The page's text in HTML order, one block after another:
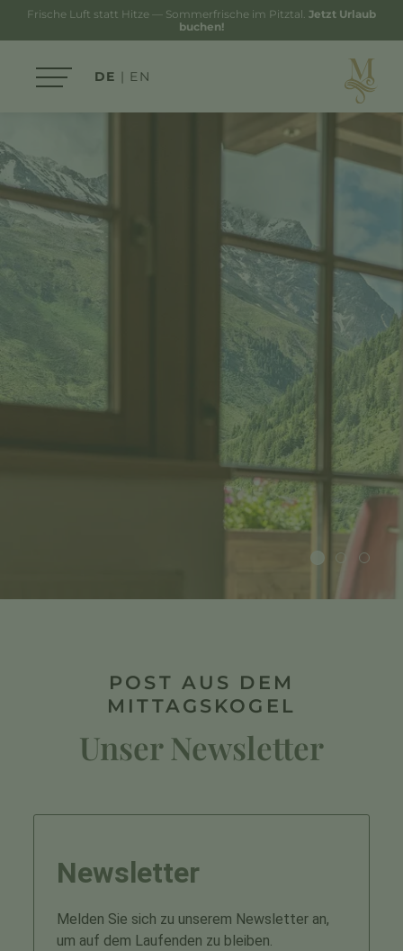
Frische Luft statt Hitze — Sommerfrische im Pitztal. Jetzt Urlaub
buchen!
DE EN
POST AUS DEM
MITTAGSKOGEL
Unser Newsletter
Newsletter
Melden Sie sich zu unserem Newsletter an,
um auf dem Laufenden zu bleiben.